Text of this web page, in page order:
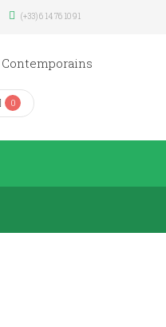
(+33) 6 14 76 10 91
0